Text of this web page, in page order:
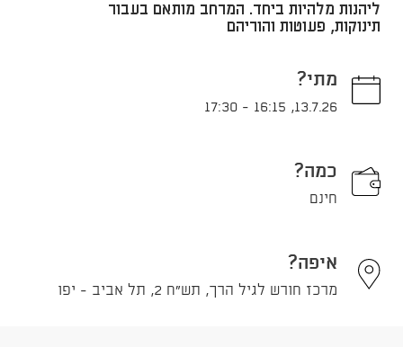
ליהנות מלהיות ביחד. המרחב מותאם בעבור
תינוקות, פעוטות והוריהם
מתי?
13.7.26
,
16:15
-
17:30
כמה?
חינם
איפה?
מרכז חורש לגיל הרך, תש"ח 2, תל אביב - יפו